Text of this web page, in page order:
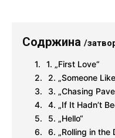
Содржина /
1. „First Love“
2. „Someone
3. „Chasing
4. „If It Hadn’t
5. „Hello“
6. „Rolling in the